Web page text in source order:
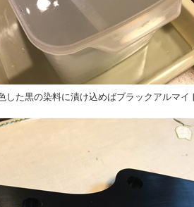
した黒の染料に漬け込めばブラックアルマイ